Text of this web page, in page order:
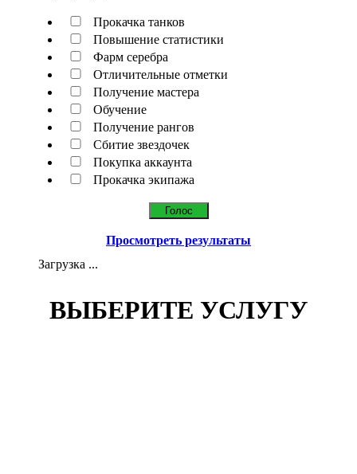
Прокачка танков
Повышение статистики
Фарм серебра
Отличительные отметки
Получение мастера
Обучение
Получение рангов
Сбитие звездочек
Покупка аккаунта
Прокачка экипажа
Просмотреть результаты
Загрузка ...
ВЫБЕРИТЕ УСЛУГУ